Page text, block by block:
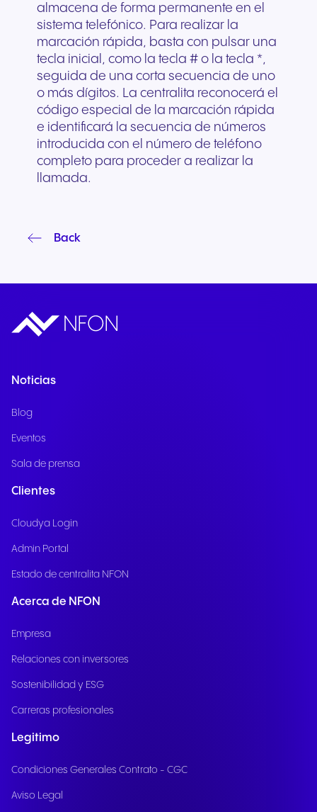
almacena de forma permanente en el
sistema telefónico. Para realizar la
marcación rápida, basta con pulsar una
tecla inicial, como la tecla # o la tecla *,
seguida de una corta secuencia de uno
o más dígitos. La centralita reconocerá el
código especial de la marcación rápida
e identificará la secuencia de números
introducida con el número de teléfono
completo para proceder a realizar la
llamada.
Back
Noticias
Blog
Eventos
Sala de prensa
Clientes
Cloudya Login
Admin Portal
Estado de centralita NFON
Acerca de NFON
Empresa
Relaciones con inversores
Sostenibilidad y ESG
Carreras profesionales
Legitimo
Condiciones Generales Contrato - CGC
Aviso Legal